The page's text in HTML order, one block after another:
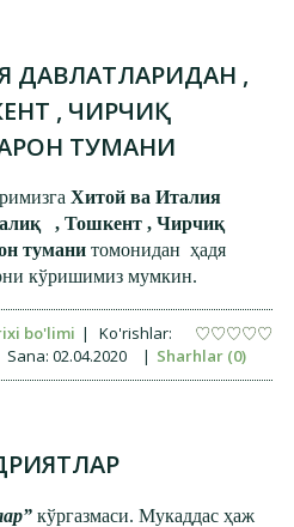
ДАВЛАТЛАРИДАН ,
, ЧИРЧИҚ
ТУМАНИ
Хитой ва Италия
, Тошкент , Чирчиқ
тумани томонидан ҳадя
кўришимиз мумкин.
bo'limi |
Ko'rishlar:
Sana: 02.04.2020 | Sharhlar (0)
кўргазмаси. Мукаддас ҳаж